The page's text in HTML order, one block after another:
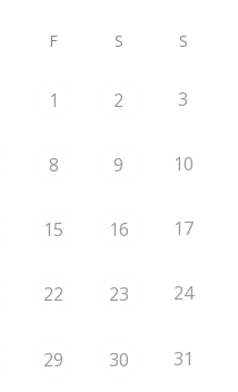
F S S
1 2 3
8 9 10
15 16 17
22 23 24
29 30 31